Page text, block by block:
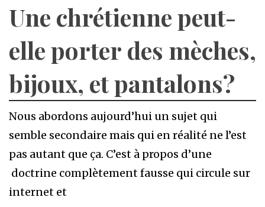
Une chrétienne peut-
elle porter des mèches,
bijoux, et pantalons?
Nous abordons aujourd’hui un sujet qui
semble secondaire mais qui en réalité ne l’est
pas autant que ça. C’est à propos d’une
doctrine complètement fausse qui circule sur
internet et